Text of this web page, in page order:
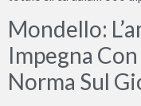
Mondello:
Impegna
Norma Sul